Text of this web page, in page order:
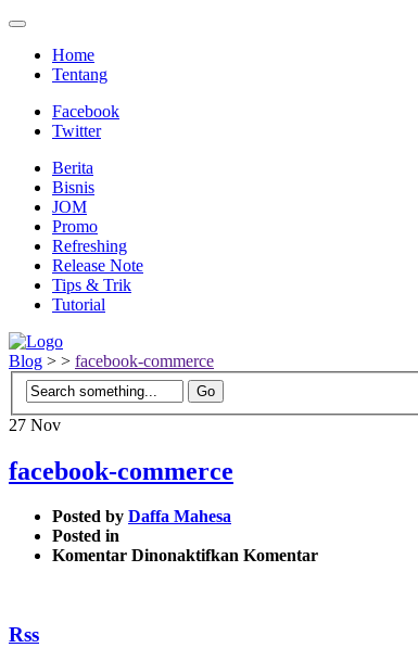
Home
Tentang
Facebook
Twitter
Berita
Bisnis
JOM
Promo
Refreshing
Release Note
Tips & Trik
Tutorial
Blog > > facebook-commerce
27 Nov
facebook-commerce
Posted by Daffa Mahesa
Posted in
Komentar Dinonaktifkan pada
Komentar
Rss